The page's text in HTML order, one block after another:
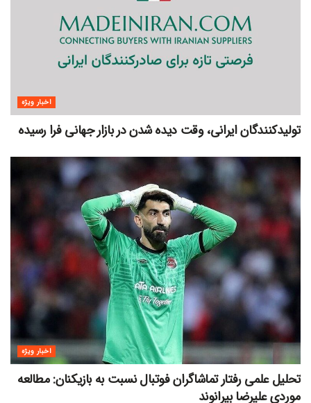
اخبار ویژه
تولیدکنندگان ایرانی، وقت دیده شدن در بازار جهانی فرا رسیده
اخبار ویژه
تحلیل علمی رفتار تماشاگران فوتبال نسبت به بازیکنان: مطالعه
موردی علیرضا بیرانوند